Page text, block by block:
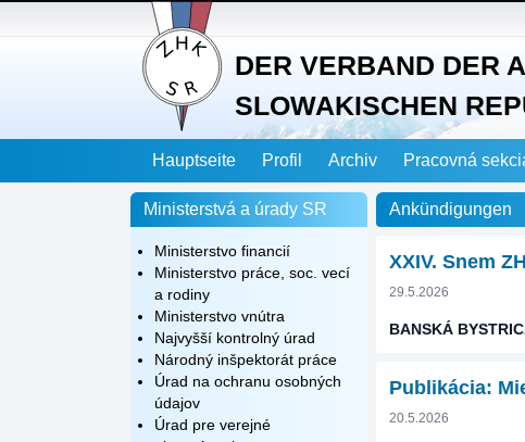
DER VERBAND DER
SLOWAKISCHEN
Hauptseite Profil Archiv Pracovná
Ministerstvá a úrady SR
Ministerstvo financií
Ministerstvo práce, soc. vecí
a rodiny
Ministerstvo vnútra
Najvyšší kontrolný úrad
Národný inšpektorát práce
Úrad na ochranu osobných
údajov
Úrad pre verejné
Ankündigungen
XXIV. Snem
29.5.2026
BANSKÁ
Publikácia:
20.5.2026